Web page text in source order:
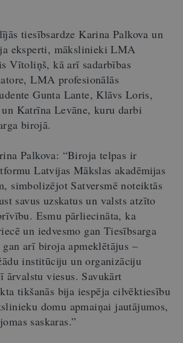
tiesībsardze Karina Palkova un
eksperti, mākslinieki LMA
Vītoliņš, kā arī sadarbības
LMA profesionālās
Gunta Lante, Klāvs Loris,
Katrīna Levāne, kuru darbi
birojā.
Palkova: “Biroja telpas ir
Latvijas Mākslas akadēmijas
simbolizējot Satversmē noteiktās
savus uzskatus un valsts atzīto
Esmu pārliecināta, ka
un iedvesmo gan Tiesībsarga
arī biroja apmeklētājus –
institūciju un organizāciju
ārvalstu viesus. Savukārt
tikšanās bija iespēja cilvēktiesību
domu apmaiņai jautājumos,
saskaras.”